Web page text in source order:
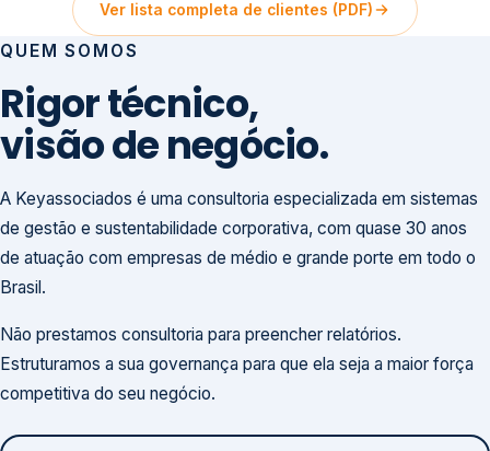
Ver lista completa de clientes (PDF)
QUEM SOMOS
Rigor técnico,
visão de negócio.
A Keyassociados é uma consultoria especializada em sistemas
de gestão e sustentabilidade corporativa, com quase 30 anos
de atuação com empresas de médio e grande porte em todo o
Brasil.
Não prestamos consultoria para preencher relatórios.
Estruturamos a sua governança para que ela seja a maior força
competitiva do seu negócio.